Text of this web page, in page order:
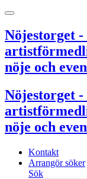
Nöjestorget -
nöje och
Nöjestorget -
nöje och
Kontakt
Arrangör söker
Sök